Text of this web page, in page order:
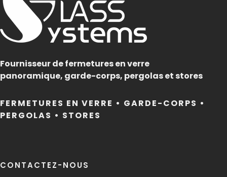
Fournisseur de fermetures en verre
panoramique, garde-corps, pergolas et stores
FERMETURES EN VERRE • GARDE-CORPS •
PERGOLAS • STORES
CONTACTEZ-NOUS